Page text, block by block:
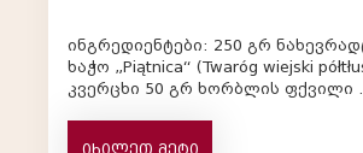
ინგრედიენტები: 250 გრ ნახევრადცხიმიანი
ხაჭო „Piątnica“ (Twaróg wiejski półtłusty) 1